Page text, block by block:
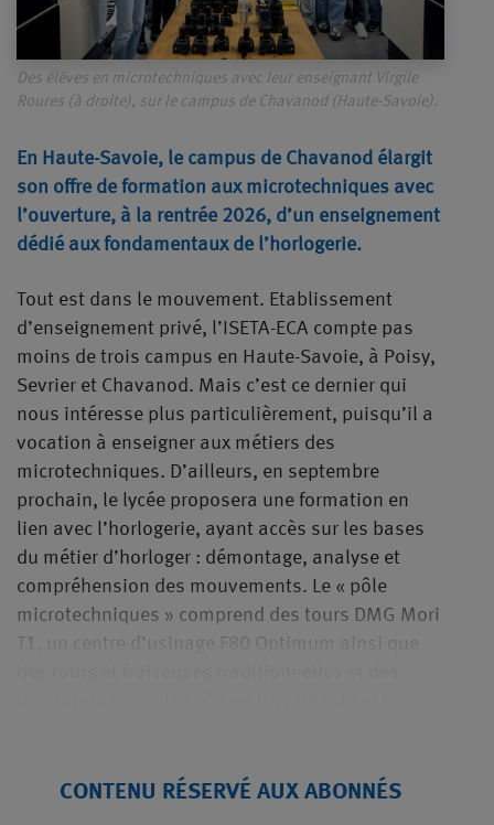
Des élèves en microtechniques avec leur enseignant Virgile
Roures (à droite), sur le campus de Chavanod (Haute-Savoie).
En Haute-Savoie, le campus de Chavanod élargit
son offre de formation aux microtechniques avec
l’ouverture, à la rentrée 2026, d’un enseignement
dédié aux fondamentaux de l’horlogerie.
Tout est dans le mouvement. Etablissement
d’enseignement privé, l’ISETA-ECA compte pas
moins de trois campus en Haute-Savoie, à Poisy,
Sevrier et Chavanod. Mais c’est ce dernier qui
nous intéresse plus particulièrement, puisqu’il a
vocation à enseigner aux métiers des
microtechniques. D’ailleurs, en septembre
prochain, le lycée proposera une formation en
lien avec l’horlogerie, ayant accès sur les bases
du métier d’horloger : démontage, analyse et
compréhension des mouvements. Le « pôle
microtechniques » comprend des tours DMG Mori
T1, un centre d’usinage F80 Optimum ainsi que
CONTENU RÉSERVÉ AUX ABONNÉS